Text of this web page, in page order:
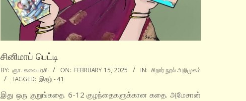
சினிமாப் பெட்டி
2025-
02-
15
BY: ஞா. கலையரசி ON: FEBRUARY 15, 2025 IN: சிறார் நூல் அறிமுகம்
TAGGED: இதழ் - 41
இது ஒரு குறுங்கதை. 6-12 குழந்தைகளுக்கான கதை. அமேசான்